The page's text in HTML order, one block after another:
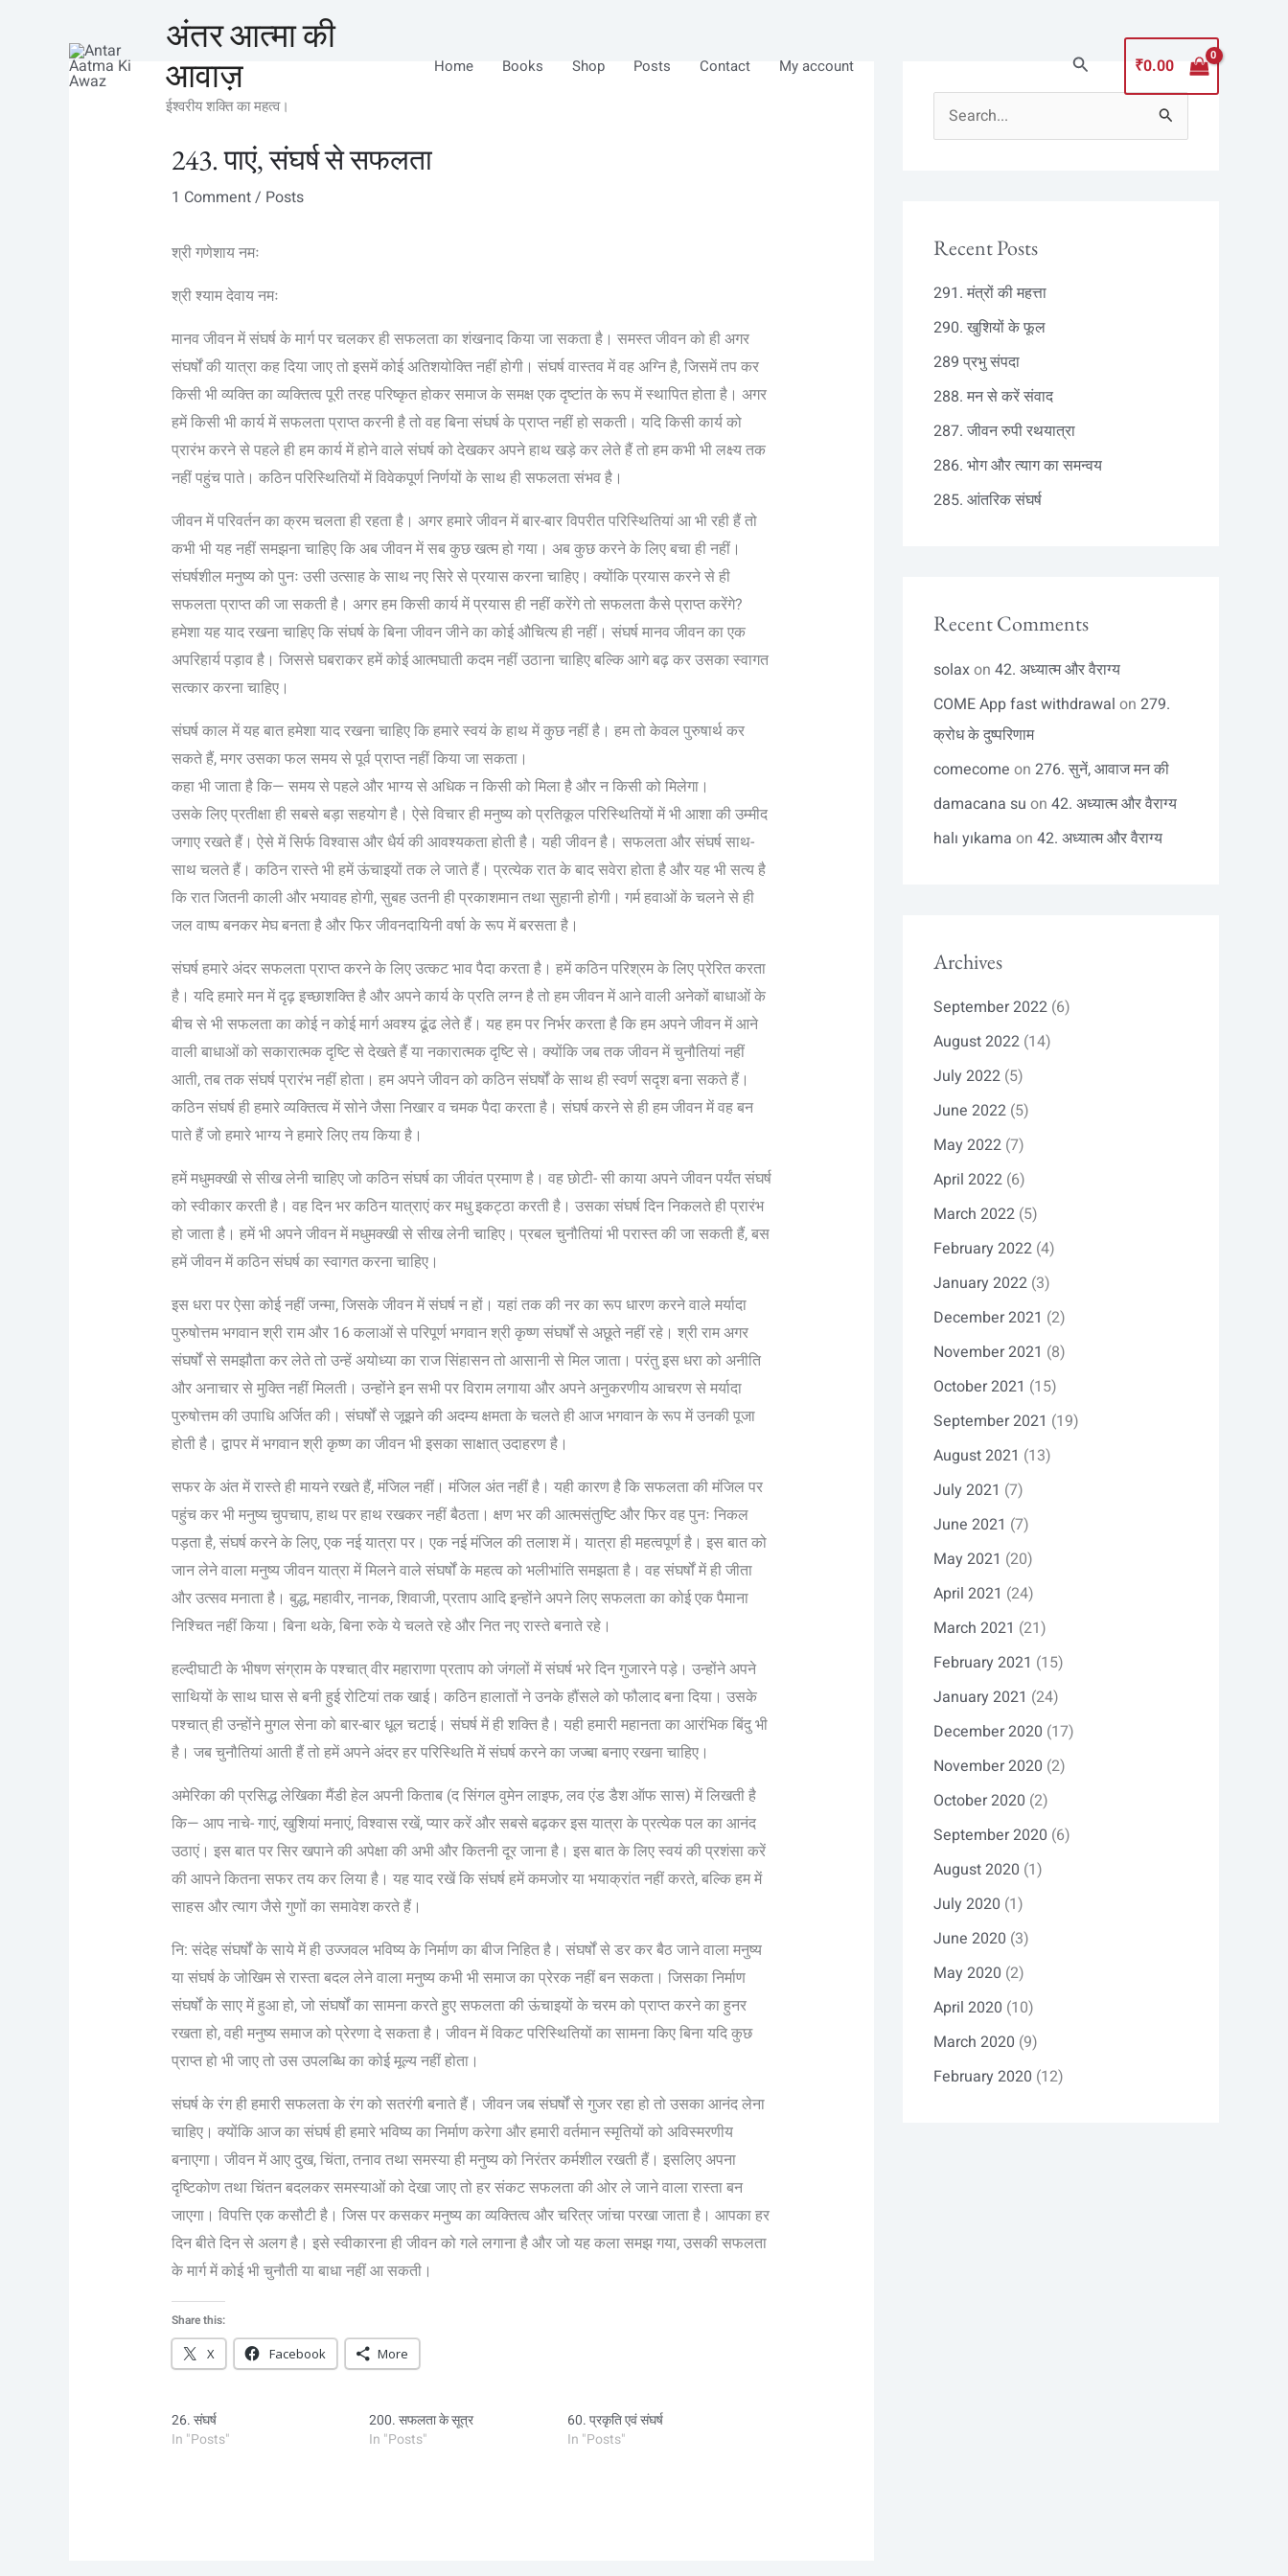
अंतर आत्मा की
आवाज़
ईश्वरीय शक्ति का महत्व।
Home Books Shop Posts Contact My account Search ₹0.00
243. पाएं, संघर्ष से सफलता
1 Comment/ Posts
श्री गणेशाय नमः
श्री श्याम देवाय नमः
मानव जीवन में संघर्ष के मार्ग पर चलकर ही सफलता का शंखनाद किया जा सकता है। समस्त जीवन को ही अगर
संघर्षों की यात्रा कह दिया जाए तो इसमें कोई अतिशयोक्ति नहीं होगी। संघर्ष वास्तव में वह अग्नि है, जिसमें तप कर
किसी भी व्यक्ति का व्यक्तित्व पूरी तरह परिष्कृत होकर समाज के समक्ष एक दृष्टांत के रूप में स्थापित होता है। अगर
हमें किसी भी कार्य में सफलता प्राप्त करनी है तो वह बिना संघर्ष के प्राप्त नहीं हो सकती। यदि किसी कार्य को
प्रारंभ करने से पहले ही हम कार्य में होने वाले संघर्ष को देखकर अपने हाथ खड़े कर लेते हैं तो हम कभी भी लक्ष्य तक
नहीं पहुंच पाते। कठिन परिस्थितियों में विवेकपूर्ण निर्णयों के साथ ही सफलता संभव है।
जीवन में परिवर्तन का क्रम चलता ही रहता है। अगर हमारे जीवन में बार-बार विपरीत परिस्थितियां आ भी रही हैं तो
कभी भी यह नहीं समझना चाहिए कि अब जीवन में सब कुछ खत्म हो गया। अब कुछ करने के लिए बचा ही नहीं।
संघर्षशील मनुष्य को पुनः उसी उत्साह के साथ नए सिरे से प्रयास करना चाहिए। क्योंकि प्रयास करने से ही
सफलता प्राप्त की जा सकती है। अगर हम किसी कार्य में प्रयास ही नहीं करेंगे तो सफलता कैसे प्राप्त करेंगे?
हमेशा यह याद रखना चाहिए कि संघर्ष के बिना जीवन जीने का कोई औचित्य ही नहीं। संघर्ष मानव जीवन का एक
अपरिहार्य पड़ाव है। जिससे घबराकर हमें कोई आत्मघाती कदम नहीं उठाना चाहिए बल्कि आगे बढ़ कर उसका स्वागत
सत्कार करना चाहिए।
संघर्ष काल में यह बात हमेशा याद रखना चाहिए कि हमारे स्वयं के हाथ में कुछ नहीं है। हम तो केवल पुरुषार्थ कर
सकते हैं, मगर उसका फल समय से पूर्व प्राप्त नहीं किया जा सकता।
कहा भी जाता है कि— समय से पहले और भाग्य से अधिक न किसी को मिला है और न किसी को मिलेगा।
उसके लिए प्रतीक्षा ही सबसे बड़ा सहयोग है। ऐसे विचार ही मनुष्य को प्रतिकूल परिस्थितियों में भी आशा की उम्मीद
जगाए रखते हैं। ऐसे में सिर्फ विश्वास और धैर्य की आवश्यकता होती है। यही जीवन है। सफलता और संघर्ष साथ-
साथ चलते हैं। कठिन रास्ते भी हमें ऊंचाइयों तक ले जाते हैं। प्रत्येक रात के बाद सवेरा होता है और यह भी सत्य है
कि रात जितनी काली और भयावह होगी, सुबह उतनी ही प्रकाशमान तथा सुहानी होगी। गर्म हवाओं के चलने से ही
जल वाष्प बनकर मेघ बनता है और फिर जीवनदायिनी वर्षा के रूप में बरसता है।
संघर्ष हमारे अंदर सफलता प्राप्त करने के लिए उत्कट भाव पैदा करता है। हमें कठिन परिश्रम के लिए प्रेरित करता
है। यदि हमारे मन में दृढ़ इच्छाशक्ति है और अपने कार्य के प्रति लग्न है तो हम जीवन में आने वाली अनेकों बाधाओं के
बीच से भी सफलता का कोई न कोई मार्ग अवश्य ढूंढ लेते हैं। यह हम पर निर्भर करता है कि हम अपने जीवन में आने
वाली बाधाओं को सकारात्मक दृष्टि से देखते हैं या नकारात्मक दृष्टि से। क्योंकि जब तक जीवन में चुनौतियां नहीं
आती, तब तक संघर्ष प्रारंभ नहीं होता। हम अपने जीवन को कठिन संघर्षों के साथ ही स्वर्ण सदृश बना सकते हैं।
कठिन संघर्ष ही हमारे व्यक्तित्व में सोने जैसा निखार व चमक पैदा करता है। संघर्ष करने से ही हम जीवन में वह बन
पाते हैं जो हमारे भाग्य ने हमारे लिए तय किया है।
हमें मधुमक्खी से सीख लेनी चाहिए जो कठिन संघर्ष का जीवंत प्रमाण है। वह छोटी- सी काया अपने जीवन पर्यंत संघर्ष
को स्वीकार करती है। वह दिन भर कठिन यात्राएं कर मधु इकट्ठा करती है। उसका संघर्ष दिन निकलते ही प्रारंभ
हो जाता है। हमें भी अपने जीवन में मधुमक्खी से सीख लेनी चाहिए। प्रबल चुनौतियां भी परास्त की जा सकती हैं, बस
हमें जीवन में कठिन संघर्ष का स्वागत करना चाहिए।
इस धरा पर ऐसा कोई नहीं जन्मा, जिसके जीवन में संघर्ष न हों। यहां तक की नर का रूप धारण करने वाले मर्यादा
पुरुषोत्तम भगवान श्री राम और 16 कलाओं से परिपूर्ण भगवान श्री कृष्ण संघर्षों से अछूते नहीं रहे। श्री राम अगर
संघर्षों से समझौता कर लेते तो उन्हें अयोध्या का राज सिंहासन तो आसानी से मिल जाता। परंतु इस धरा को अनीति
और अनाचार से मुक्ति नहीं मिलती। उन्होंने इन सभी पर विराम लगाया और अपने अनुकरणीय आचरण से मर्यादा
पुरुषोत्तम की उपाधि अर्जित की। संघर्षों से जूझने की अदम्य क्षमता के चलते ही आज भगवान के रूप में उनकी पूजा
होती है। द्वापर में भगवान श्री कृष्ण का जीवन भी इसका साक्षात् उदाहरण है।
सफर के अंत में रास्ते ही मायने रखते हैं, मंजिल नहीं। मंजिल अंत नहीं है। यही कारण है कि सफलता की मंजिल पर
पहुंच कर भी मनुष्य चुपचाप, हाथ पर हाथ रखकर नहीं बैठता। क्षण भर की आत्मसंतुष्टि और फिर वह पुनः निकल
पड़ता है, संघर्ष करने के लिए, एक नई यात्रा पर। एक नई मंजिल की तलाश में। यात्रा ही महत्वपूर्ण है। इस बात को
जान लेने वाला मनुष्य जीवन यात्रा में मिलने वाले संघर्षों के महत्व को भलीभांति समझता है। वह संघर्षों में ही जीता
और उत्सव मनाता है। बुद्ध, महावीर, नानक, शिवाजी, प्रताप आदि इन्होंने अपने लिए सफलता का कोई एक पैमाना
निश्चित नहीं किया। बिना थके, बिना रुके ये चलते रहे और नित नए रास्ते बनाते रहे।
हल्दीघाटी के भीषण संग्राम के पश्चात् वीर महाराणा प्रताप को जंगलों में संघर्ष भरे दिन गुजारने पड़े। उन्होंने अपने
साथियों के साथ घास से बनी हुई रोटियां तक खाई। कठिन हालातों ने उनके हौंसले को फौलाद बना दिया। उसके
पश्चात् ही उन्होंने मुगल सेना को बार-बार धूल चटाई। संघर्ष में ही शक्ति है। यही हमारी महानता का आरंभिक बिंदु भी
है। जब चुनौतियां आती हैं तो हमें अपने अंदर हर परिस्थिति में संघर्ष करने का जज्बा बनाए रखना चाहिए।
अमेरिका की प्रसिद्ध लेखिका मैंडी हेल अपनी किताब (द सिंगल वुमेन लाइफ, लव एंड डैश ऑफ सास) में लिखती है
कि— आप नाचे- गाएं, खुशियां मनाएं, विश्वास रखें, प्यार करें और सबसे बढ़कर इस यात्रा के प्रत्येक पल का आनंद
उठाएं। इस बात पर सिर खपाने की अपेक्षा की अभी और कितनी दूर जाना है। इस बात के लिए स्वयं की प्रशंसा करें
की आपने कितना सफर तय कर लिया है। यह याद रखें कि संघर्ष हमें कमजोर या भयाक्रांत नहीं करते, बल्कि हम में
साहस और त्याग जैसे गुणों का समावेश करते हैं।
नि: संदेह संघर्षों के साये में ही उज्जवल भविष्य के निर्माण का बीज निहित है। संघर्षों से डर कर बैठ जाने वाला मनुष्य
या संघर्ष के जोखिम से रास्ता बदल लेने वाला मनुष्य कभी भी समाज का प्रेरक नहीं बन सकता। जिसका निर्माण
संघर्षों के साए में हुआ हो, जो संघर्षों का सामना करते हुए सफलता की ऊंचाइयों के चरम को प्राप्त करने का हुनर
रखता हो, वही मनुष्य समाज को प्रेरणा दे सकता है। जीवन में विकट परिस्थितियों का सामना किए बिना यदि कुछ
प्राप्त हो भी जाए तो उस उपलब्धि का कोई मूल्य नहीं होता।
संघर्ष के रंग ही हमारी सफलता के रंग को सतरंगी बनाते हैं। जीवन जब संघर्षों से गुजर रहा हो तो उसका आनंद लेना
चाहिए। क्योंकि आज का संघर्ष ही हमारे भविष्य का निर्माण करेगा और हमारी वर्तमान स्मृतियों को अविस्मरणीय
बनाएगा। जीवन में आए दुख, चिंता, तनाव तथा समस्या ही मनुष्य को निरंतर कर्मशील रखती हैं। इसलिए अपना
दृष्टिकोण तथा चिंतन बदलकर समस्याओं को देखा जाए तो हर संकट सफलता की ओर ले जाने वाला रास्ता बन
जाएगा। विपत्ति एक कसौटी है। जिस पर कसकर मनुष्य का व्यक्तित्व और चरित्र जांचा परखा जाता है। आपका हर
दिन बीते दिन से अलग है। इसे स्वीकारना ही जीवन को गले लगाना है और जो यह कला समझ गया, उसकी सफलता
के मार्ग में कोई भी चुनौती या बाधा नहीं आ सकती।
Share this:
X
Facebook More
26. संघर्ष
In "Posts"
200. सफलता के सूत्र
In "Posts"
60. प्रकृति एवं संघर्ष
In "Posts"
c
f
o
r
:
Recent Posts
291. मंत्रों की महत्ता
290. खुशियों के फूल
289 प्रभु संपदा
288. मन से करें संवाद
287. जीवन रुपी रथयात्रा
286. भोग और त्याग का समन्वय
285. आंतरिक संघर्ष
Recent Comments
solaxon 42. अध्यात्म और वैराग्य
COME App fast withdrawal on 279.
क्रोध के दुष्परिणाम
comecome on 276. सुनें, आवाज मन की
damacana su on 42. अध्यात्म और वैराग्य
halı yıkama on 42. अध्यात्म और वैराग्य
Archives
September 2022 (6)
August 2022 (14)
July 2022 (5)
June 2022 (5)
May 2022 (7)
April 2022 (6)
March 2022 (5)
February 2022 (4)
January 2022 (3)
December 2021 (2)
November 2021 (8)
October 2021 (15)
September 2021 (19)
August 2021 (13)
July 2021 (7)
June 2021 (7)
May 2021 (20)
April 2021 (24)
March 2021 (21)
February 2021 (15)
January 2021 (24)
December 2020 (17)
November 2020 (2)
October 2020 (2)
September 2020 (6)
August 2020 (1)
July 2020 (1)
June 2020 (3)
May 2020 (2)
April 2020 (10)
March 2020 (9)
February 2020 (12)